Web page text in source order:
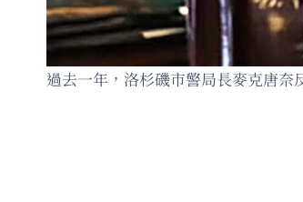
過去一年，洛杉磯市警局長麥克唐